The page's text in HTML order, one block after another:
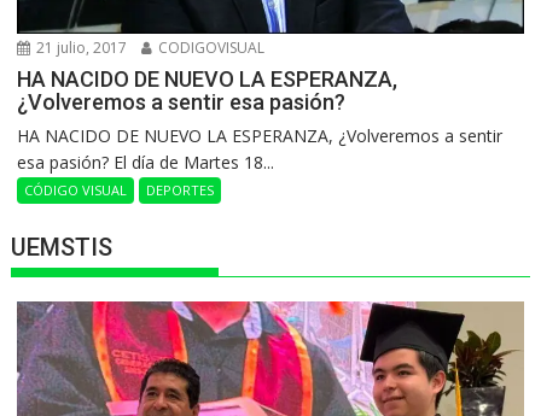
21 julio, 2017 CODIGOVISUAL
HA NACIDO DE NUEVO LA ESPERANZA,
¿Volveremos a sentir esa pasión?
HA NACIDO DE NUEVO LA ESPERANZA, ¿Volveremos a sentir
esa pasión? El día de Martes 18...
CÓDIGO VISUAL DEPORTES
UEMSTIS